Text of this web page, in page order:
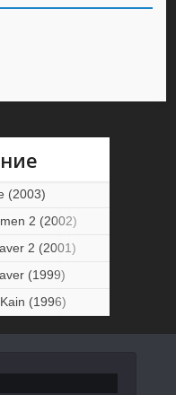
(2003)
2 (2002)
2 (2001)
(1999)
(1996)